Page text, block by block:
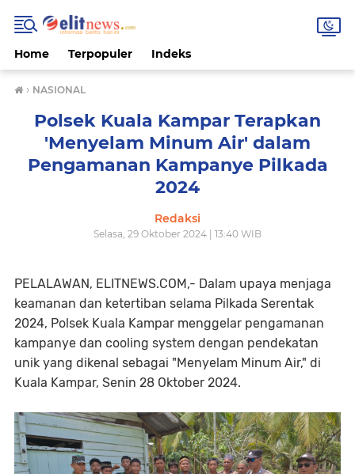
Home Terpopuler Indeks
› NASIONAL
Polsek Kuala Kampar Terapkan
'Menyelam Minum Air' dalam
Pengamanan Kampanye Pilkada
2024
Redaksi
Selasa, 29 Oktober 2024 | 13:40 WIB
PELALAWAN, ELITNEWS.COM,- Dalam upaya menjaga
keamanan dan ketertiban selama Pilkada Serentak
2024, Polsek Kuala Kampar menggelar pengamanan
kampanye dan cooling system dengan pendekatan
unik yang dikenal sebagai "Menyelam Minum Air," di
Kuala Kampar, Senin 28 Oktober 2024.